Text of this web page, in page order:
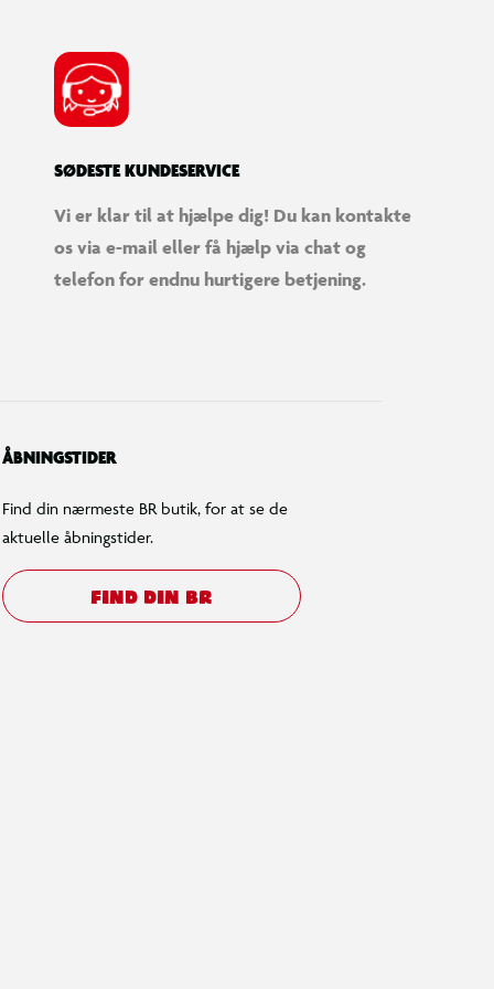
SØDESTE KUNDESERVICE
Vi er klar til at hjælpe dig! Du kan kontakte
os via e-mail eller få hjælp via chat og
telefon for endnu hurtigere betjening.
ÅBNINGSTIDER
Find din nærmeste BR butik, for at se de
aktuelle åbningstider.
FIND DIN BR